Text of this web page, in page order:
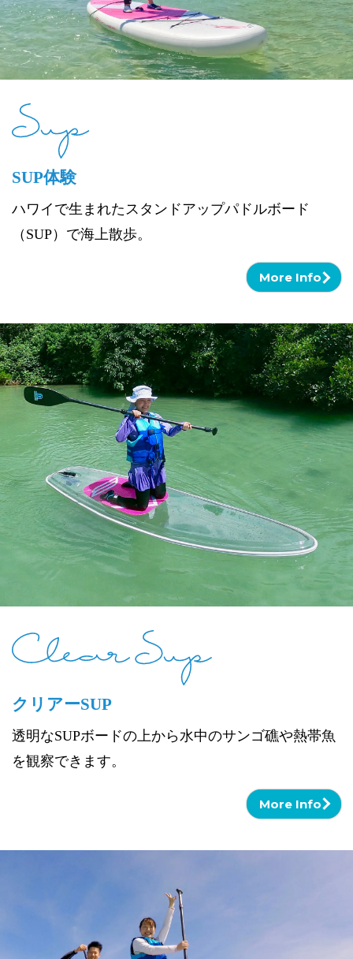
SUP体験
ハワイで生まれたスタンドアップパドルボード
（SUP）で海上散歩。
More Info
クリアーSUP
透明なSUPボードの上から水中のサンゴ礁や熱帯魚
を観察できます。
More Info